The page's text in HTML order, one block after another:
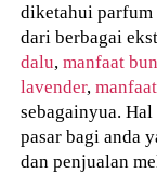
diketahui
dari berbagai
dalu,manfaat
lavender,
sebagainyua.
pasar bagi anda
dan penjualan